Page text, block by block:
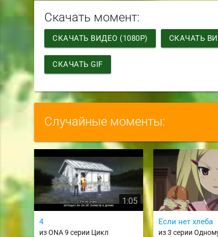
Скачать момент:
СКАЧАТЬ ВИДЕО (1080P) СКАЧАТЬ
СКАЧАТЬ GIF
Случайные моменты:
1:05
4
из ONA 9 серии Цикл
Если нет хлеба
из 3 серии